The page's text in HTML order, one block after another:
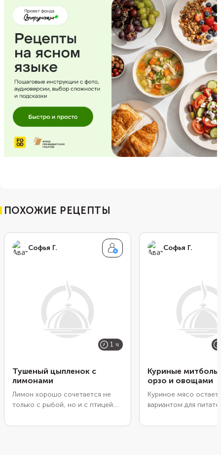
ПОХОЖИЕ РЕЦЕПТЫ
Софья Г.
1 ч
Тушеный цыпленок с
лимонами
Лимон хорошо сочетается не
только с рыбой, но и с птицей.
помогает мясу быстрее дойти
Софья Г.
Куриные митболы
орзо и овощами
Куриное мясо
вариантом для
содержанием белка и